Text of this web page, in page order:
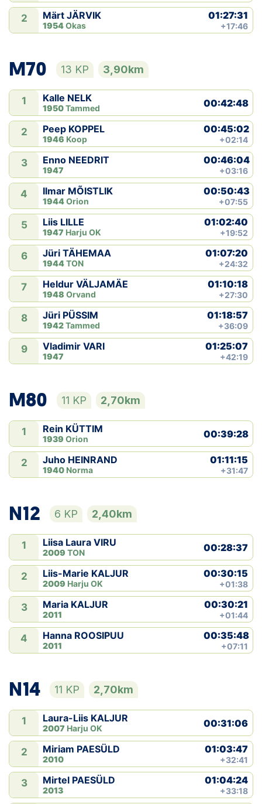
2 Märt JÄRVIK
1954Okas
01:27:31
+17:46
M70 13 KP 3,90km
1 Kalle NELK
1950Tammed 00:42:48
2 Peep KOPPEL
1946 Koop
00:45:02
+02:14
3 Enno NEEDRIT
1947
00:46:04
+03:16
4 Ilmar MÕISTLIK
1944Orion
00:50:43
+07:55
5 Liis LILLE
1947 Harju OK
01:02:40
+19:52
6 Jüri TÄHEMAA
1944TON
01:07:20
+24:32
7 Heldur VÄLJAMÄE
1948 Orvand
01:10:18
+27:30
8 Jüri PÜSSIM
1942Tammed
01:18:57
+36:09
9 Vladimir VARI
1947
01:25:07
+42:19
M80 11 KP 2,70km
1 Rein KÜTTIM
1939 Orion 00:39:28
2 Juho HEINRAND
1940 Norma
01:11:15
+31:47
N12 6 KP 2,40km
1 Liisa Laura VIRU
2009 TON 00:28:37
2 Liis-Marie KALJUR
2009 Harju OK
00:30:15
+01:38
3 Maria KALJUR
2011
00:30:21
+01:44
4 Hanna ROOSIPUU
2011
00:35:48
+07:11
N14 11 KP 2,70km
1 Laura-Liis KALJUR
2007 Harju OK 00:31:06
2 Miriam PAESÜLD
2010
01:03:47
+32:41
3 Mirtel PAESÜLD
2013
01:04:24
+33:18